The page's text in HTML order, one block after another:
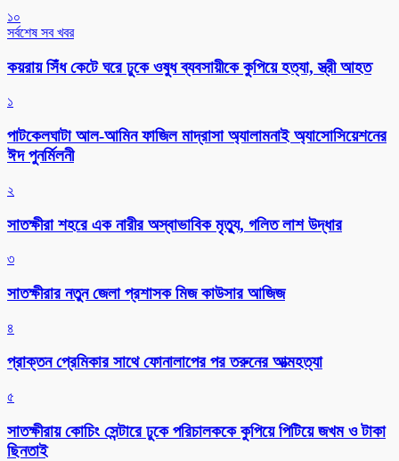
১০
সর্বশেষ সব খবর
কয়রায় সিঁধ কেটে ঘরে ঢুকে ওষুধ ব্যবসায়ীকে কুপিয়ে হত্যা, স্ত্রী আহত
১
পাটকেলঘাটা আল-আমিন ফাজিল মাদ্রাসা অ্যালামনাই অ্যাসোসিয়েশনের
ঈদ পুনর্মিলনী
২
সাতক্ষীরা শহরে এক নারীর অস্বাভাবিক মৃত্যু, গলিত লাশ উদ্ধার
৩
সাতক্ষীরার নতুন জেলা প্রশাসক মিজ কাউসার আজিজ
৪
প্রাক্তন প্রেমিকার সাথে ফোনালাপের পর তরুনের আত্মহত্যা
৫
সাতক্ষীরায় কোচিং সেন্টারে ঢুকে পরিচালককে কুপিয়ে পিটিয়ে জখম ও টাকা
ছিনতাই